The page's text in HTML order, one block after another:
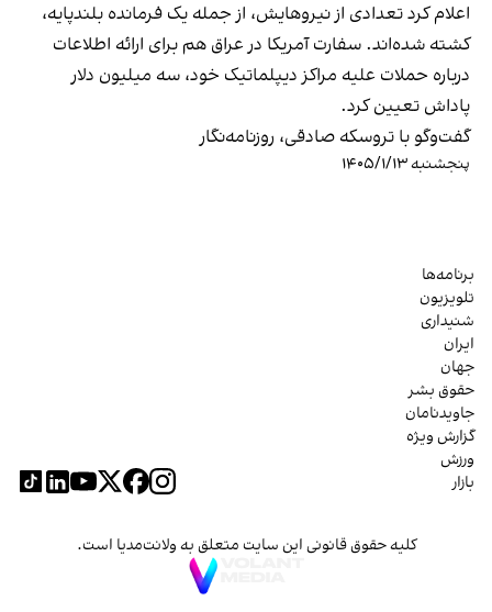
اعلام کرد تعدادی از نیروهایش، از جمله یک فرمانده بلندپایه،
کشته شده‌اند. سفارت آمریکا در عراق هم برای ارائه اطلاعات
درباره حملات علیه مراکز دیپلماتیک خود، سه میلیون دلار
پاداش تعیین کرد.
گفت‌وگو با تروسکه صادقی، روزنامه‌نگار
پنجشنبه ۱۴۰۵/۱/۱۳
برنامه‌ها
تلویزیون
شنیداری
ایران
جهان
حقوق بشر
جاویدنامان
گزارش ویژه
ورزش
بازار
کلیه حقوق قانونی این سایت متعلق به ولانت‌مدیا است.